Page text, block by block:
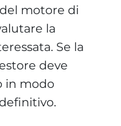
motore di
la
Se la
deve
in modo